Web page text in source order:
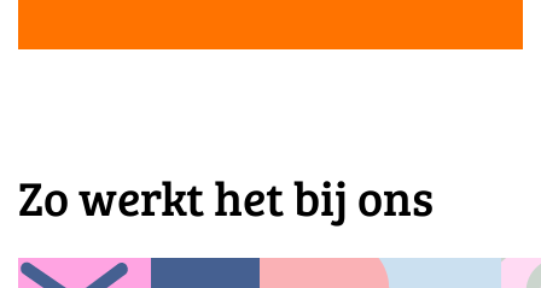
Zo werkt het bij ons